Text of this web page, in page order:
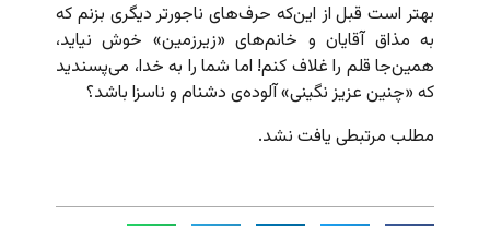
بهتر است قبل از این‌که حرف‌های ناجورتر دیگری بزنم که
به مذاق آقایان و خانم‌های «زیرزمین» خوش نیاید،
همین‌جا قلم را غلاف کنم! اما شما را به خدا، می‌پسندید
که «چنین عزیز نگینی» آلوده‌ی دشنام و ناسزا باشد؟
مطلب مرتبطی یافت نشد.